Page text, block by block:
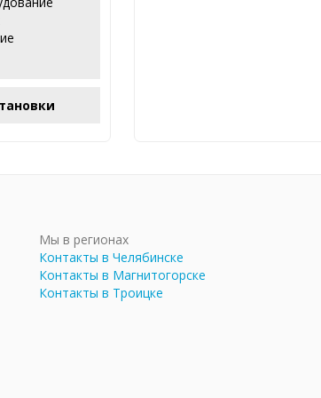
Мы в регионах
Контакты в Челябинске
Контакты в Магнитогорске
Контакты в Троицке